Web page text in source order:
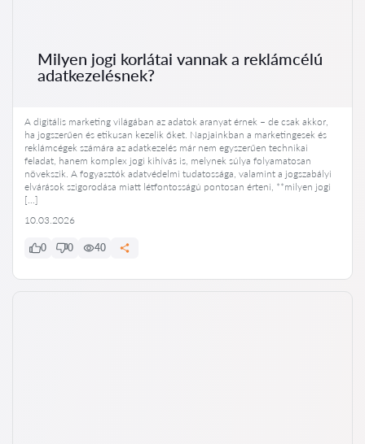
Milyen jogi korlátai vannak a reklámcélú
adatkezelésnek?
A digitális marketing világában az adatok aranyat érnek – de csak akkor,
ha jogszerűen és etikusan kezelik őket. Napjainkban a marketingesek és
reklámcégek számára az adatkezelés már nem egyszerűen technikai
feladat, hanem komplex jogi kihívás is, melynek súlya folyamatosan
növekszik. A fogyasztók adatvédelmi tudatossága, valamint a jogszabályi
elvárások szigorodása miatt létfontosságú pontosan érteni, **milyen jogi
[…]
10.03.2026
0 0 40